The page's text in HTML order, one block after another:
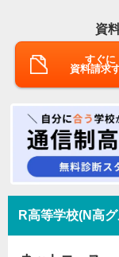
資
すぐに
資料請求
R高等学校(N高